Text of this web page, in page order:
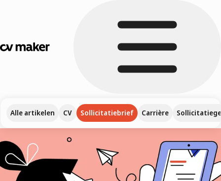
Alle artikelen CV Sollicitatiebrief Carrière